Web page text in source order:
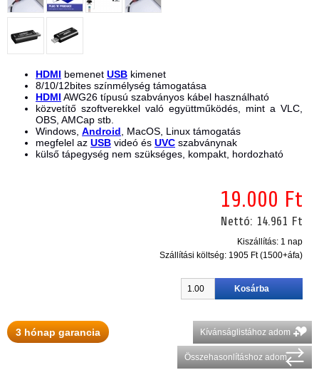
HDMI bemenet USB kimenet
8/10/12bites színmélység támogatása
HDMI AWG26 típusú szabványos kábel használható
közvetítő szoftverekkel való együttműködés, mint a VLC,
OBS, AMCap stb.
Windows, Android , MacOS, Linux támogatás
megfelel az USB videó és UVC szabványnak
külső tápegység nem szükséges, kompakt, hordozható
19.000 Ft
Nettó: 14.961 Ft
Kiszállítás: 1 nap
Szállítási költség: 1905 Ft (1500+áfa)
3 hónap garancia Kívánságlistához adom
Összehasonlításhoz adom